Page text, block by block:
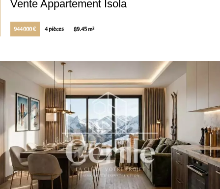
Vente Appartement Isola
944 000 € 4 pièces 89.45 m²